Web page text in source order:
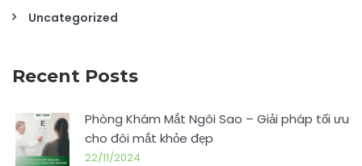
Uncategorized
Recent Posts
Phòng Khám Mắt Ngôi Sao – Giải pháp tối ưu
cho đôi mắt khỏe đẹp
22/11/2024